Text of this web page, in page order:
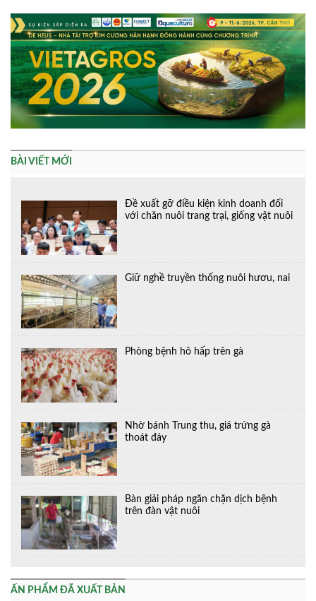
BÀI VIẾT MỚI
Đề xuất gỡ điều kiện kinh doanh đối
với chăn nuôi trang trại, giống vật nuôi
Giữ nghề truyền thống nuôi hươu, nai
Phòng bệnh hô hấp trên gà
Nhờ bánh Trung thu, giá trứng gà
thoát đáy
Bàn giải pháp ngăn chặn dịch bệnh
trên đàn vật nuôi
ẤN PHẨM ĐÃ XUẤT BẢN